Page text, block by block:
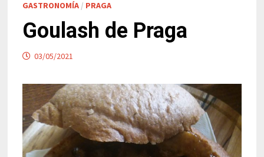
GASTRONOMÍA/ PRAGA
Goulash de Praga
03/05/2021